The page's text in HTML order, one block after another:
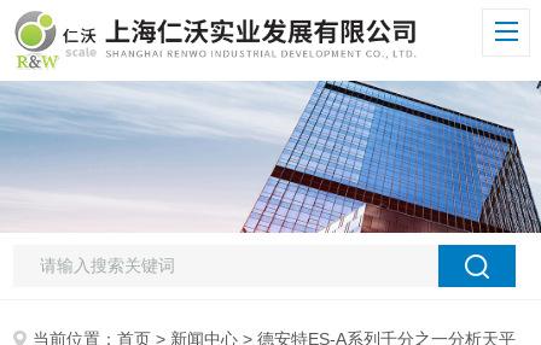
当前位置：首页 > 新闻中心 > 德安特ES-A系列千分之一分析天平